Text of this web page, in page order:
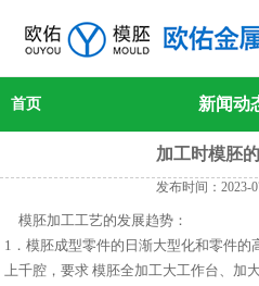
首页 新闻动
加工时模胚
发布时间：2023-
模胚加工工艺的发展趋势：
1．模胚成型零件的日渐大型化和零件
上千腔，要求 模胚全加工大工作台、加